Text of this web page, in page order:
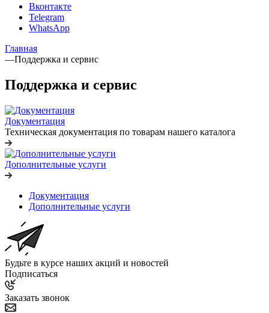
Вконтакте
Telegram
WhatsApp
Главная
—Поддержка и сервис
Поддержка и сервис
Документация
Техническая документация по товарам нашего каталога
Дополнительные услуги
Документация
Дополнительные услуги
Будьте в курсе наших акций и новостей
Подписаться
Заказать звонок